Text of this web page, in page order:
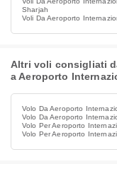
Sharjah
Voli Da Aeroporto
Altri voli consigliati
a Aeroporto
Volo Da Aeroporto
Volo Da Aeroporto
Volo Per Aeroporto
Volo Per Aeroporto